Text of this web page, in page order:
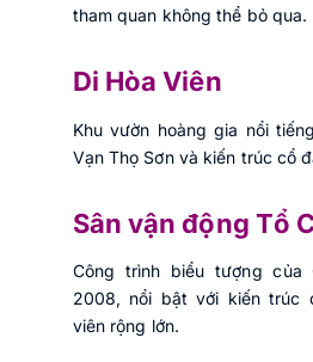
tham quan không thể bỏ qua.
Di Hòa Viên
Khu vườn hoàng gia nổi
Vạn Thọ Sơn và kiến trúc cổ
Sân vận động Tổ
Công trình biểu tượng của
2008, nổi bật với kiến trúc
viên rộng lớn.